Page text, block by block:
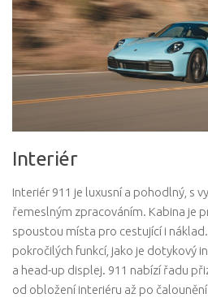
Interiér
Interiér 911 je luxusní a pohodlný, s
řemeslným zpracováním. Kabina je
spoustou místa pro cestující i
pokročilých funkcí, jako je dotykový
a head-up displej. 911 nabízí řadu
od obložení interiéru až po